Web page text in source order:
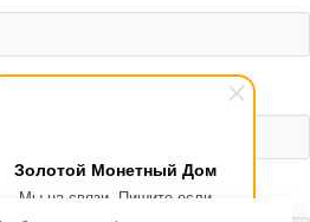
Золотой Монетный Дом
Мы на связи. Пишите если